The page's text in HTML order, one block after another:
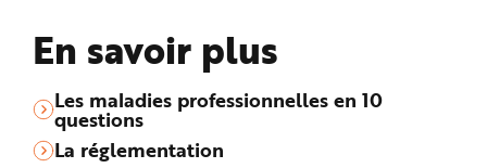
En savoir plus
Les maladies professionnelles en 10
questions
La réglementation